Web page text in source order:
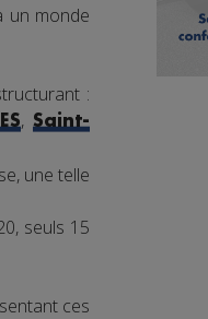
un monde
:
,Saint-
une telle
seuls 15
ces